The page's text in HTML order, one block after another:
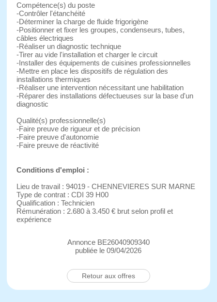
Compétence(s) du poste
-Contrôler l'étanchéité
-Déterminer la charge de fluide frigorigène
-Positionner et fixer les groupes, condenseurs, tubes,
câbles électriques
-Réaliser un diagnostic technique
-Tirer au vide l'installation et charger le circuit
-Installer des équipements de cuisines professionnelles
-Mettre en place les dispositifs de régulation des
installations thermiques
-Réaliser une intervention nécessitant une habilitation
-Réparer des installations défectueuses sur la base d'un
diagnostic
Qualité(s) professionnelle(s)
-Faire preuve de rigueur et de précision
-Faire preuve d'autonomie
-Faire preuve de réactivité
Conditions d'emploi :
Lieu de travail : 94019 - CHENNEVIERES SUR MARNE
Type de contrat : CDI 39 H00
Qualification : Technicien
Rémunération : 2.680 à 3.450 € brut selon profil et
expérience
Annonce BE26040909340
publiée le 09/04/2026
Retour aux offres